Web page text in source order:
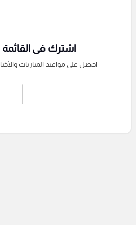
اشترك فى القائمة
احصل على مواعيد المباريات